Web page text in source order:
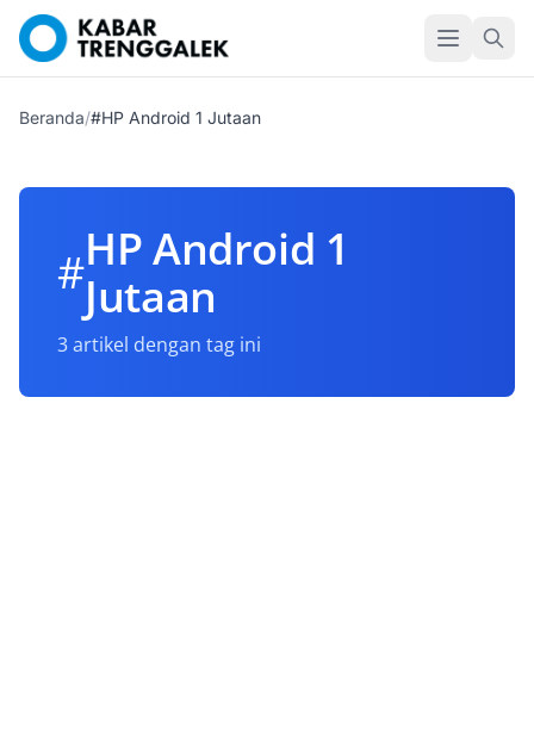
Beranda/#HP Android 1 Jutaan
#HP Android 1
Jutaan
3 artikel dengan tag ini